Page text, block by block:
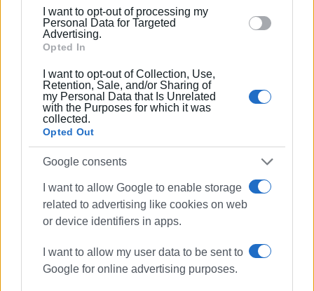
section.
I want to opt-out of processing my
Personal Data for Targeted
Advertising.
Opted In
I want to opt-out of Collection, Use,
Retention, Sale, and/or Sharing of
my Personal Data that Is Unrelated
with the Purposes for which it was
collected.
Opted Out
Google consents
I want to allow Google to enable storage
related to advertising like cookies on web
or device identifiers in apps.
I want to allow my user data to be sent to
Google for online advertising purposes.
στις Διεθνείς Σχέσεις. Επιπλέον, είναι κάτοχος
Μεταπτυχιακού Τίτλου από το Πανεπιστήμιο του
Readingστις Στρατηγικές Σπουδές.
Ακολουθήστε το enimerosi στοFacebook
Συνδρομητές στο e-paper